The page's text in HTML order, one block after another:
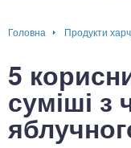
Головна Продукти
5
суміші з